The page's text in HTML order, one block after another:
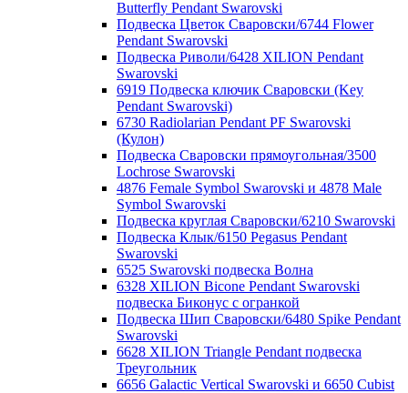
Butterfly Pendant Swarovski
Подвеска Цветок Сваровски/6744 Flower
Pendant Swarovski
Подвеска Риволи/6428 XILION Pendant
Swarovski
6919 Подвеска ключик Сваровски (Key
Pendant Swarovski)
6730 Radiolarian Pendant PF Swarovski
(Кулон)
Подвеска Сваровски прямоугольная/3500
Lochrose Swarovski
4876 Female Symbol Swarovski и 4878 Male
Symbol Swarovski
Подвеска круглая Сваровски/6210 Swarovski
Подвеска Клык/6150 Pegasus Pendant
Swarovski
6525 Swarovski подвеска Волна
6328 XILION Bicone Pendant Swarovski
подвеска Биконус c огранкой
Подвеска Шип Сваровски/6480 Spike Pendant
Swarovski
6628 XILION Triangle Pendant подвеска
Треугольник
6656 Galactic Vertical Swarovski и 6650 Cubist